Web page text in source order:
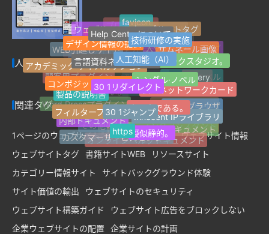
¥4,631
人気のハッシュタグ
Z-blogPHP
FinchUI
ウェブサイトナビゲーション
1ページのウェブサイト
Z-Blogプラグイン
マイクロパブリック番号
開発サービスの開発
カスタムサービス
応答性が高い。
適応する。
Jquery
ブログサイト最新のラベル
人気のハッシュタグ
ランダムラベル
Tag Archives for
AIライティングアシスタント
記事複数選択分類
その他の分類
Word Pressプラグイン
顧客用プラグイン
WEB引越しサイト
ウェブサイト情報
favicon
ウェブサイトタグ
サムネール画像
jQuery
Safariブラウザ
オープン·ドキュメント
オンラインヘルプドキュメント
カスタマーサービスセンター
内部ドキュメント
製品の説明書
アカデミック·ディスカッション
デザイン情報の提供
Help Centerについて
技術研修の実施
ネットワークスタジオ。
個人ネットワークカード
Innocent IPライブラリ
擬似静的。
https
フィルターフィルターは
コンポジットネットワーク
言語資料ネットワーク
人工知能（AI）
シングル·ノベル
良い本である。
30 1ジャンプ
30 1リダイレクト
関連タグ
1ページのウェブサイト WEB引越しサイト
ウェブサイト情報
ウェブサイトタグ 書籍サイトWEB
リソースサイト
カテゴリー情報サイト
サイトバックグラウンド体験
サイト価値の輸出
ウェブサイトのセキュリティ
ウェブサイト構築ガイド
ウェブサイト広告をブロックしない
企業ウェブサイトの配置
企業サイトの計画